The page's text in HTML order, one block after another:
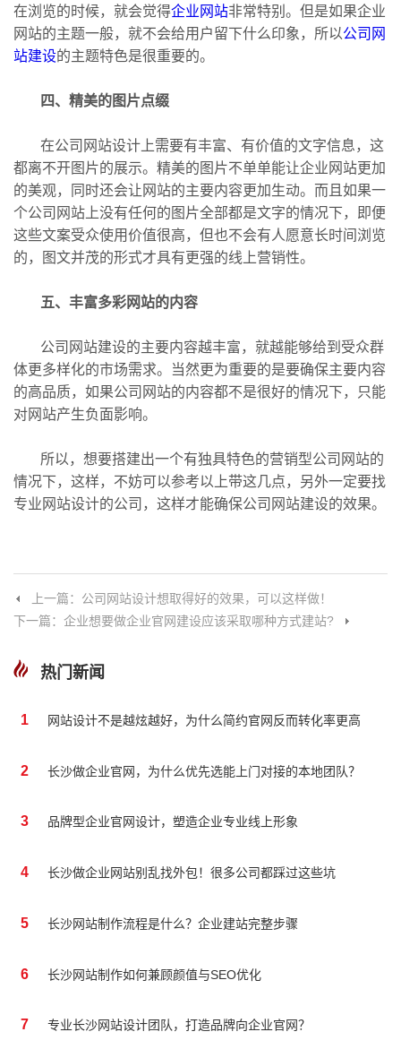
在浏览的时候，就会觉得企业网站非常特别。但是如果企业
网站的主题一般，就不会给用户留下什么印象，所以公司网
站建设的主题特色是很重要的。
四、精美的图片点缀
在公司网站设计上需要有丰富、有价值的文字信息，这
都离不开图片的展示。精美的图片不单单能让企业网站更加
的美观，同时还会让网站的主要内容更加生动。而且如果一
个公司网站上没有任何的图片全部都是文字的情况下，即便
这些文案受众使用价值很高，但也不会有人愿意长时间浏览
的，图文并茂的形式才具有更强的线上营销性。
五、丰富多彩网站的内容
公司网站建设的主要内容越丰富，就越能够给到受众群
体更多样化的市场需求。当然更为重要的是要确保主要内容
的高品质，如果公司网站的内容都不是很好的情况下，只能
对网站产生负面影响。
所以，想要搭建出一个有独具特色的营销型公司网站的
情况下，这样，不妨可以参考以上带这几点，另外一定要找
专业网站设计的公司，这样才能确保公司网站建设的效果。
上一篇：公司网站设计想取得好的效果，可以这样做！
下一篇：企业想要做企业官网建设应该采取哪种方式建站?
热门新闻
1 网站设计不是越炫越好，为什么简约官网反而转化率更高
2 长沙做企业官网，为什么优先选能上门对接的本地团队？
3 品牌型企业官网设计，塑造企业专业线上形象
4 长沙做企业网站别乱找外包！很多公司都踩过这些坑
5 长沙网站制作流程是什么？企业建站完整步骤
6 长沙网站制作如何兼顾颜值与SEO优化
7 专业长沙网站设计团队，打造品牌向企业官网？